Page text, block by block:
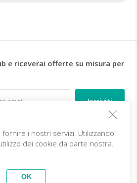
e riceverai offerte su misura per
fornire i nostri servizi. Utilizzando
dei cookie da parte nostra.
OK